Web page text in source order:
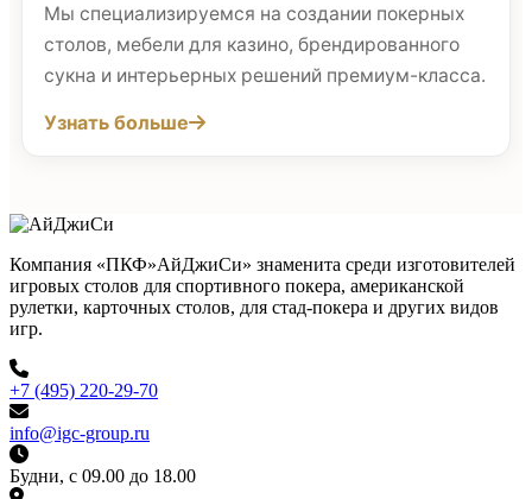
Мы специализируемся на создании покерных
столов, мебели для казино, брендированного
сукна и интерьерных решений премиум-класса.
Узнать больше
Компания «ПКФ»АйДжиСи» знаменита среди изготовителей
игровых столов для спортивного покера, американской
рулетки, карточных столов, для стад-покера и других видов
игр.
+7 (495) 220-29-70
info@igc-group.ru
Будни, с 09.00 до 18.00